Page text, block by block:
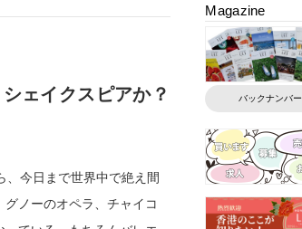
ェイクスピアか？
、今日まで世界中で絶え間
ノーのオペラ、チャイコ
Magazine
バックナンバー